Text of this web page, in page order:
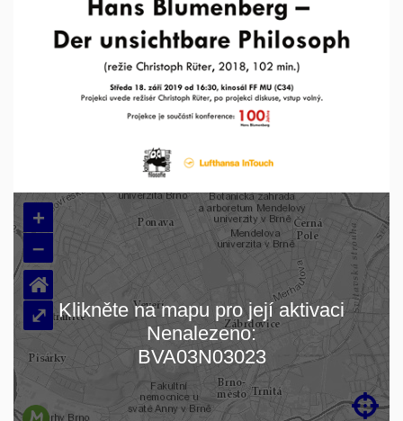
Načítám mapu…
+
–

⌂
⤢ Klikněte na mapu pro její aktivaci
Nenalezeno:
BVA03N03023